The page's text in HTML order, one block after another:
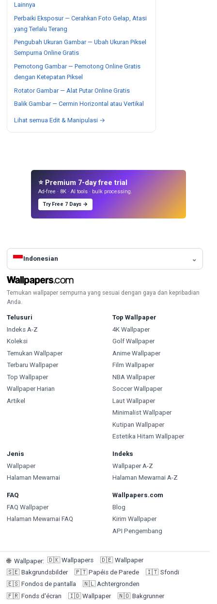
Lainnya
Perbaiki Eksposur — Cerahkan Foto Gelap, Atasi
yang Terlalu Terang
Pengubah Ukuran Gambar — Ubah Ukuran Piksel
Sempurna Online Gratis
Pemotong Gambar — Pemotong Online Gratis
dengan Ketepatan Piksel
Rotator Gambar — Alat Putar Online Gratis
Balik Gambar — Cermin Horizontal atau Vertikal
Lihat semua Edit & Manipulasi →
⭐ Premium 7-day free trial
Ad-free · 8K · AI tools · bulk processing.
Try Free 7 Days →
Indonesian
Temukan wallpaper sempurna yang sesuai dengan gaya dan kepribadian
Anda.
Telusuri
Indeks A-Z
Koleksi
Temukan Wallpaper
Terbaru Wallpaper
Top Wallpaper
Wallpaper Harian
Artikel
Top Wallpaper
4K Wallpaper
Golf Wallpaper
Anime Wallpaper
Film Wallpaper
NBA Wallpaper
Soccer Wallpaper
Laut Wallpaper
Minimalist Wallpaper
Kutipan Wallpaper
Estetika Hitam Wallpaper
Jenis
Wallpaper
Halaman Mewarnai
Indeks
Wallpaper A-Z
Halaman Mewarnai A-Z
FAQ
FAQ Wallpaper
Halaman Mewarnai FAQ
Wallpapers.com
Blog
Kirim Wallpaper
API Pengembang
🌐 Wallpaper: 🇩🇰 Wallpapers 🇩🇪 Wallpaper
🇸🇪 Bakgrundsbilder 🇵🇹 Papéis de Parede 🇮🇹 Sfondi
🇪🇸 Fondos de pantalla 🇳🇱 Achtergronden
🇫🇷 Fonds d'écran 🇮🇩 Wallpaper 🇳🇴 Bakgrunner